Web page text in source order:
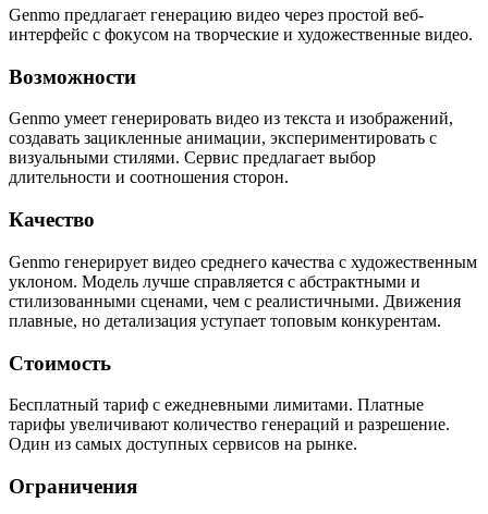
Genmo предлагает генерацию видео через простой веб-
интерфейс с фокусом на творческие и художественные видео.
Возможности
Genmo умеет генерировать видео из текста и изображений,
создавать зацикленные анимации, экспериментировать с
визуальными стилями. Сервис предлагает выбор
длительности и соотношения сторон.
Качество
Genmo генерирует видео среднего качества с художественным
уклоном. Модель лучше справляется с абстрактными и
стилизованными сценами, чем с реалистичными. Движения
плавные, но детализация уступает топовым конкурентам.
Стоимость
Бесплатный тариф с ежедневными лимитами. Платные
тарифы увеличивают количество генераций и разрешение.
Один из самых доступных сервисов на рынке.
Ограничения